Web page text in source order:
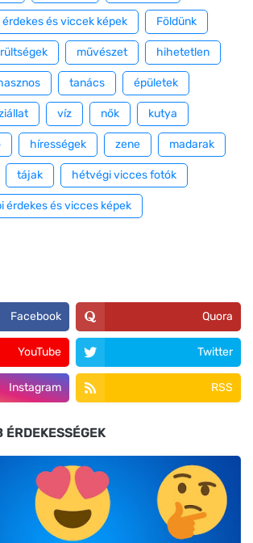
érdekes és viccek képek Földünk
művészet hihetetlen
tanács épületek
víz nők kutya
hírességek zene madarak
tájak hétvégi vicces fotók
érdekes és vicces képek
Facebook Quora
YouTube Twitter
Instagram RSS
ÉRDEKESSÉGEK